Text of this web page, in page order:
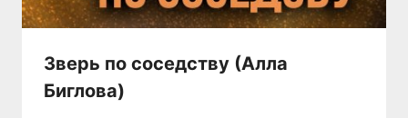
Зверь по соседству (Алла
Биглова)